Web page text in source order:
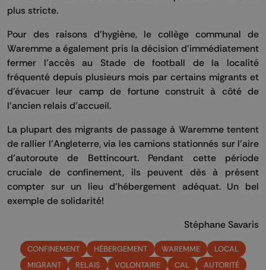
plus stricte.
Pour des raisons d’hygiène, le collège communal de
Waremme a également pris la décision d’immédiatement
fermer l’accès au Stade de football de la localité
fréquenté depuis plusieurs mois par certains migrants et
d’évacuer leur camp de fortune construit à côté de
l’ancien relais d’accueil.
La plupart des migrants de passage à Waremme tentent
de rallier l’Angleterre, via les camions stationnés sur l’aire
d’autoroute de Bettincourt. Pendant cette période
cruciale de confinement, ils peuvent dès à présent
compter sur un lieu d’hébergement adéquat. Un bel
exemple de solidarité!
Stéphane Savaris
CONFINEMENT HÉBERGEMENT WAREMME
LOCAL
MIGRANT
RELAIS VOLONTAIRE CAL AUTORITÉ